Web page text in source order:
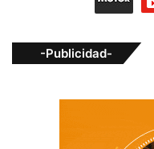
-Publicidad-